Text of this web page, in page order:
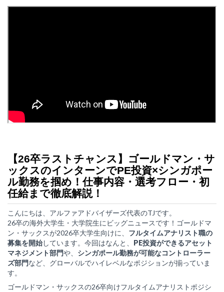
【26卒ラストチャンス】ゴールドマン・サ
ックスのインターンでPE投資×シンガポー
ル勤務を掴め！仕事内容・選考フロー・初
任給まで徹底解説！
こんにちは、アルファアドバイザーズ代表のTJです。
26卒の海外大学生・大学院生にビッグニュースです！ゴールドマ
ン・サックスが2026卒大学生向けに、 フルタイムアナリスト職の
募集を開始しています。今回はなんと、 PE投資ができるアセット
マネジメント部門や、 シンガポール勤務が可能なコントローラー
ズ部門など、グローバルでハイレベルなポジションが揃っていま
す。
ゴールドマン・サックスの26卒向けフルタイムアナリストポジシ